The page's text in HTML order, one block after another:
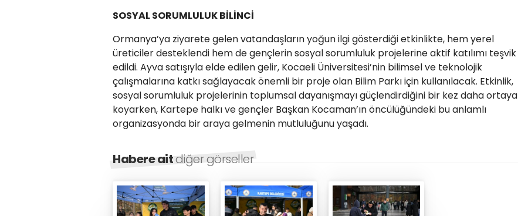
SOSYAL SORUMLULUK BİLİNCİ
Ormanya’ya ziyarete gelen vatandaşların yoğun ilgi gösterdiği etkinlikte, hem yerel
üreticiler desteklendi hem de gençlerin sosyal sorumluluk projelerine aktif katılımı teşvik
edildi. Ayva satışıyla elde edilen gelir, Kocaeli Üniversitesi’nin bilimsel ve teknolojik
çalışmalarına katkı sağlayacak önemli bir proje olan Bilim Parkı için kullanılacak. Etkinlik,
sosyal sorumluluk projelerinin toplumsal dayanışmayı güçlendirdiğini bir kez daha ortaya
koyarken, Kartepe halkı ve gençler Başkan Kocaman’ın öncülüğündeki bu anlamlı
organizasyonda bir araya gelmenin mutluluğunu yaşadı.
Habere aitdiğer görseller